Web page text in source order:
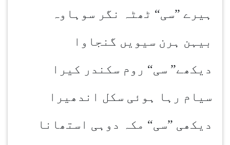
ہیرے ”سی“ ٹھٹہ نگر سوہاوہ
بیہن ہرن سیویں گنجاوا
دیکھے” سی“ روم سکندر کیرا
سیام رہا ہوئی سکل اندھیرا
دیکھی ”سی“ مکہ دوہی استھانا